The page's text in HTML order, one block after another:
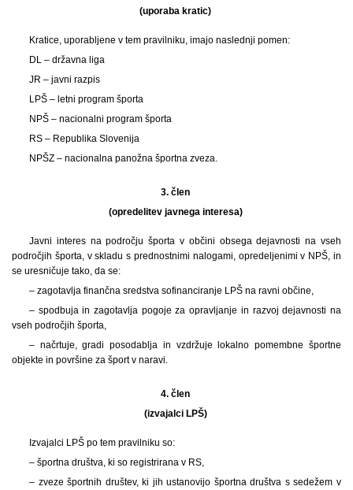
(uporaba kratic)
Kratice, uporabljene v tem pravilniku, imajo naslednji pomen:
DL – državna liga
JR – javni razpis
LPŠ – letni program športa
NPŠ – nacionalni program športa
RS – Republika Slovenija
NPŠZ – nacionalna panožna športna zveza.
3. člen
(opredelitev javnega interesa)
Javni interes na področju športa v občini obsega dejavnosti na vseh
področjih športa, v skladu s prednostnimi nalogami, opredeljenimi v NPŠ, in
se uresničuje tako, da se:
– zagotavlja finančna sredstva sofinanciranje LPŠ na ravni občine,
– spodbuja in zagotavlja pogoje za opravljanje in razvoj dejavnosti na
vseh področjih športa,
– načrtuje, gradi posodablja in vzdržuje lokalno pomembne športne
objekte in površine za šport v naravi.
4. člen
(izvajalci LPŠ)
Izvajalci LPŠ po tem pravilniku so:
– športna društva, ki so registrirana v RS,
– zveze športnih društev, ki jih ustanovijo športna društva s sedežem v